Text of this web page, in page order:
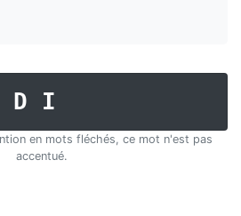
DI
en mots fléchés, ce mot n'est pas
accentué.